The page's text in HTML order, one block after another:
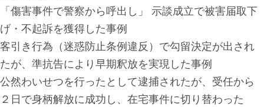
「傷害事件で警察から呼出し」 示談成立で被害届取下
げ・不起訴を獲得した事例
客引き行為（迷惑防止条例違反）で勾留決定が出され
たが、準抗告により早期釈放を実現した事例
公然わいせつを行ったとして逮捕されたが、受任から
２日で身柄解放に成功し、在宅事件に切り替わった